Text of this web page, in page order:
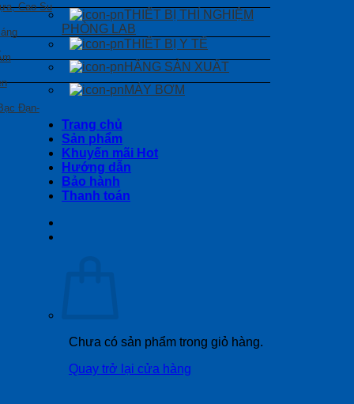
Cao Su
Đạn-
THIẾT BỊ THÍ NGHIỆM
PHÒNG LAB
THIẾT BỊ Y TẾ
HÃNG SẢN XUẤT
MÁY BƠM
Trang chủ
Sản phẩm
Khuyến mãi Hot
Hướng dẫn
Bảo hành
Thanh toán
Chưa có sản phẩm trong giỏ hàng.
Quay trở lại cửa hàng